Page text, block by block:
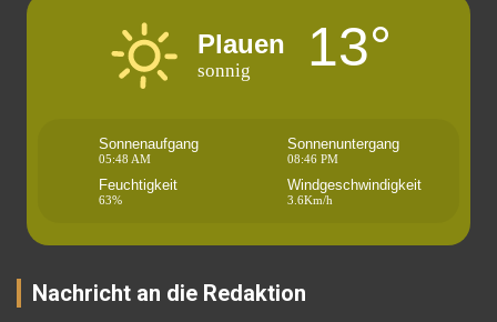
Plauen
sonnig 13°
Sonnenaufgang
05:48 AM
Sonnenuntergang
08:46 PM
Feuchtigkeit
63%
Windgeschwindigkeit
3.6Km/h
Nachricht an die Redaktion